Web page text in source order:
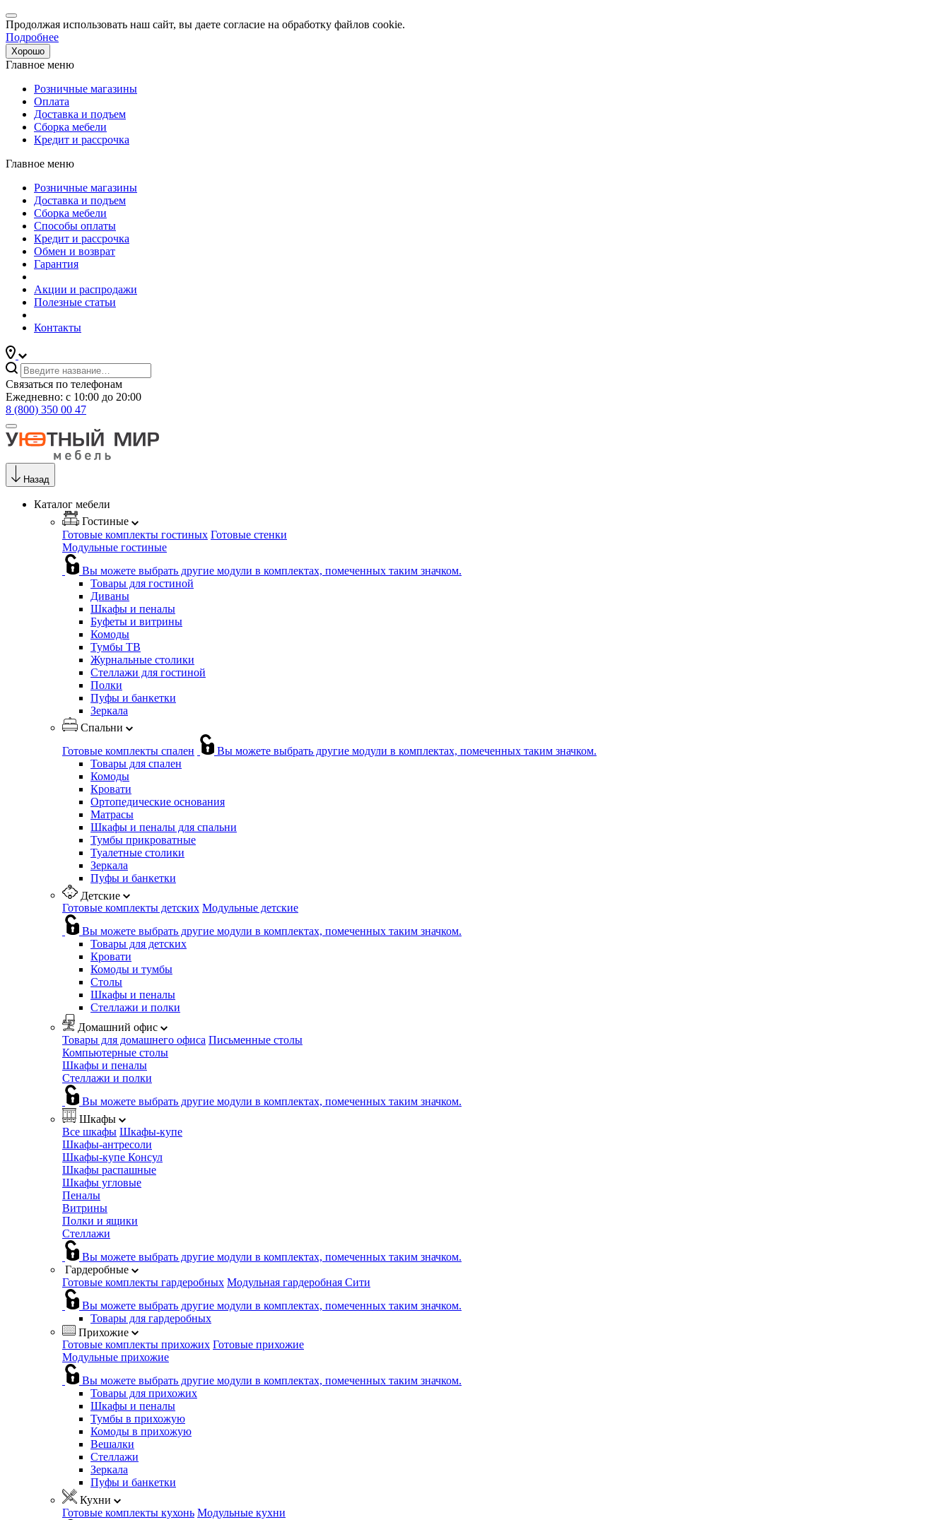
Продолжая использовать наш сайт, вы даете согласие на обработку файлов cookie.
Подробнее
Хорошо
Главное меню
Розничные магазины
Оплата
Доставка и подъем
Сборка мебели
Кредит и рассрочка
Главное меню
Розничные магазины
Доставка и подъем
Сборка мебели
Способы оплаты
Кредит и рассрочка
Обмен и возврат
Гарантия
Акции и распродажи
Полезные статьи
Контакты
Связаться по телефонам
Ежедневно: с 10:00 до 20:00
8 (800) 350 00 47
Назад
Каталог мебели
Гостиные
Готовые комплекты гостиных Готовые стенки
Модульные гостиные
Вы можете выбрать другие модули в комплектах, помеченных таким значком.
Товары для гостиной
Диваны
Шкафы и пеналы
Буфеты и витрины
Комоды
Тумбы ТВ
Журнальные столики
Стеллажи для гостиной
Полки
Пуфы и банкетки
Зеркала
Спальни
Готовые комплекты спален
Вы можете выбрать другие модули в комплектах, помеченных таким значком.
Товары для спален
Комоды
Кровати
Ортопедические основания
Матрасы
Шкафы и пеналы для спальни
Тумбы прикроватные
Туалетные столики
Зеркала
Пуфы и банкетки
Детские
Готовые комплекты детских Модульные детские
Вы можете выбрать другие модули в комплектах, помеченных таким значком.
Товары для детских
Кровати
Комоды и тумбы
Столы
Шкафы и пеналы
Стеллажи и полки
Домашний офис
Товары для домашнего офиса Письменные столы
Компьютерные столы
Шкафы и пеналы
Стеллажи и полки
Вы можете выбрать другие модули в комплектах, помеченных таким значком.
Шкафы
Все шкафы Шкафы-купе
Шкафы-антресоли
Шкафы-купе Консул
Шкафы распашные
Шкафы угловые
Пеналы
Витрины
Полки и ящики
Стеллажи
Вы можете выбрать другие модули в комплектах, помеченных таким значком.
Гардеробные
Готовые комплекты гардеробных Модульная гардеробная Сити
Вы можете выбрать другие модули в комплектах, помеченных таким значком.
Товары для гардеробных
Прихожие
Готовые комплекты прихожих Готовые прихожие
Модульные прихожие
Вы можете выбрать другие модули в комплектах, помеченных таким значком.
Товары для прихожих
Шкафы и пеналы
Тумбы в прихожую
Комоды в прихожую
Вешалки
Стеллажи
Зеркала
Пуфы и банкетки
Кухни
Готовые комплекты кухонь Модульные кухни